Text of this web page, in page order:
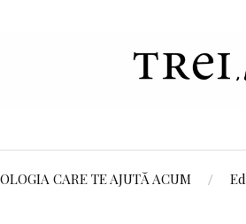
CARE TE AJUTĂ ACUM